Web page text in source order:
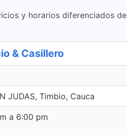
y horarios diferenciados de
& Casillero
JUDAS, Timbio, Cauca
a 6:00 pm